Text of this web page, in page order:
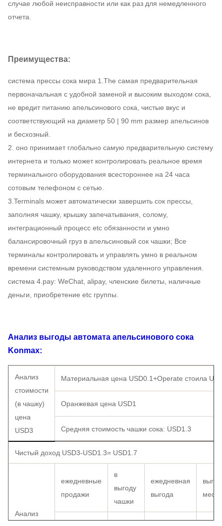
случае любой неисправности или как раз для немедленного
отчета.
Преимущества:
система прессы сока мира 1.The самая предварительная
первоначальная с удобной заменой и высоким выходом сока,
не вредит питанию апельсинового сока, чистые вкус и
соответствующий на диаметр 50 | 90 mm размер апельсинов
и бесхозный.
2. оно принимает глобально самую предварительную систему
интернета и только может контролировать реальное время
терминального оборудования всестороннее на 24 часа
сотовым телефоном с сетью.
3.Terminals может автоматически завершить сок прессы,
заполняя чашку, крышку запечатывания, солому,
интеграционный процесс etc обязанности и умно
балансировочный груз в апельсиновый сок чашки; Все
терминалы контролировать и управлять умно в реальном
времени системным руководством удаленного управления.
система 4.pay: WeChat, alipay, членские билеты, наличные
деньги, приобретение etc группы.
Анализ выгоды автомата апельсинового сока
Konmax:
Анализ
стоимости
(в чашку)
цена
USD3
Материальная цена USD0.1+Operate стоила
Оранжевая цена USD1
Средняя стоимость чашки сока: USD1.3
Чистый доход USD3-USD1.3= USD1.7
Анализ
ежедневные
продажи
в
выгоду
чашки
ежедневная
выгода
USD